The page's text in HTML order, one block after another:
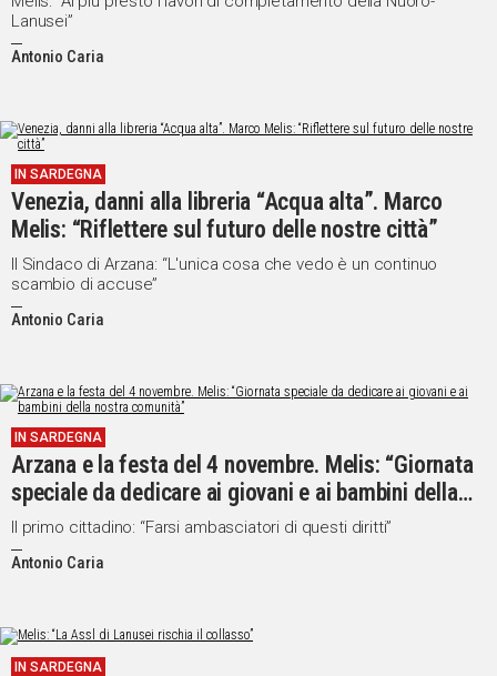
Lanusei”
Antonio Caria
IN SARDEGNA
Venezia, danni alla libreria “Acqua alta”. Marco
Melis: “Riflettere sul futuro delle nostre città”
Il Sindaco di Arzana: “L'unica cosa che vedo è un continuo
scambio di accuse”
Antonio Caria
IN SARDEGNA
Arzana e la festa del 4 novembre. Melis: “Giornata
speciale da dedicare ai giovani e ai bambini della
nostra comunità”
Il primo cittadino: “Farsi ambasciatori di questi diritti”
Antonio Caria
IN SARDEGNA